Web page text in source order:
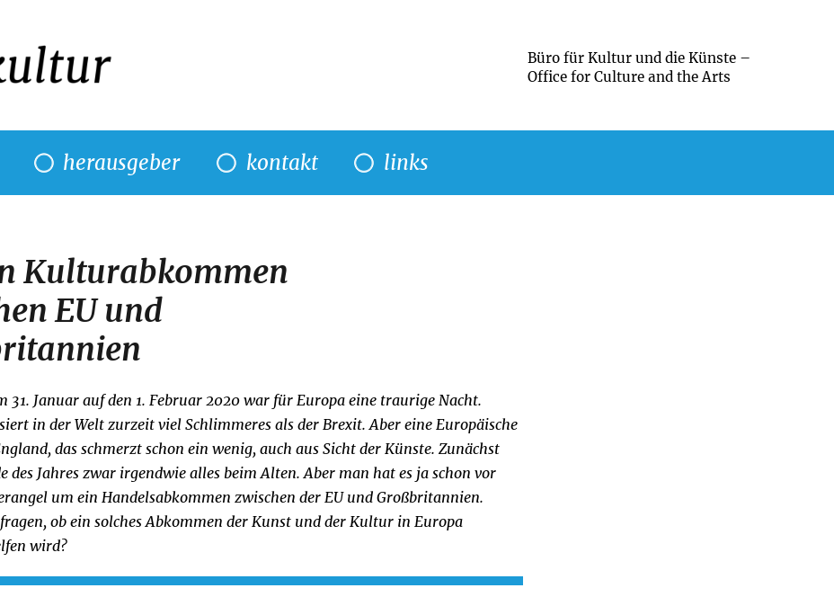
Büro für Kultur und die Künste –
Office for Culture and the Arts
herausgeber kontakt links
Kulturabkommen
EU und
31. Januar auf den 1. Februar 2020 war für Europa eine traurige Nacht.
in der Welt zurzeit viel Schlimmeres als der Brexit. Aber eine Europäische
das schmerzt schon ein wenig, auch aus Sicht der Künste. Zunächst
des Jahres zwar irgendwie alles beim Alten. Aber man hat es ja schon vor
um ein Handelsabkommen zwischen der EU und Großbritannien.
ob ein solches Abkommen der Kunst und der Kultur in Europa
wird?